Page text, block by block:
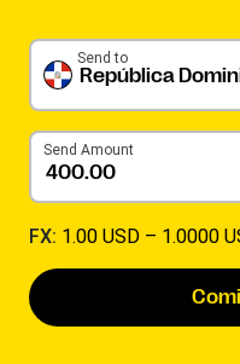
República
Send to
Send Amount
FX: 1.00 USD – 1.0000